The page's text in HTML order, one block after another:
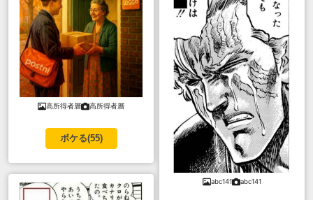
高所得者層 高所得者層
ボケる(55)
abc141 abc141